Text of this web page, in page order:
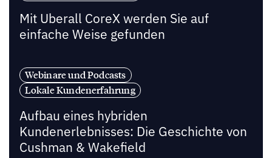
Mit Uberall CoreX werden Sie auf
einfache Weise gefunden
Webinare und Podcasts
Lokale Kundenerfahrung
Aufbau eines hybriden
Kundenerlebnisses: Die Geschichte von
Cushman & Wakefield